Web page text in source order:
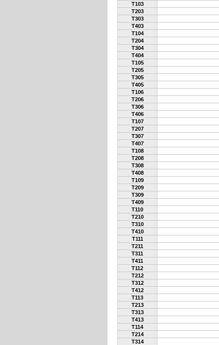
T103
T203
T303
T403
T104
T204
T304
T404
T105
T205
T305
T405
T106
T206
T306
T406
T107
T207
T307
T407
T108
T208
T308
T408
T109
T209
T309
T409
T110
T210
T310
T410
T111
T211
T311
T411
T112
T212
T312
T412
T113
T213
T313
T413
T114
T214
T314